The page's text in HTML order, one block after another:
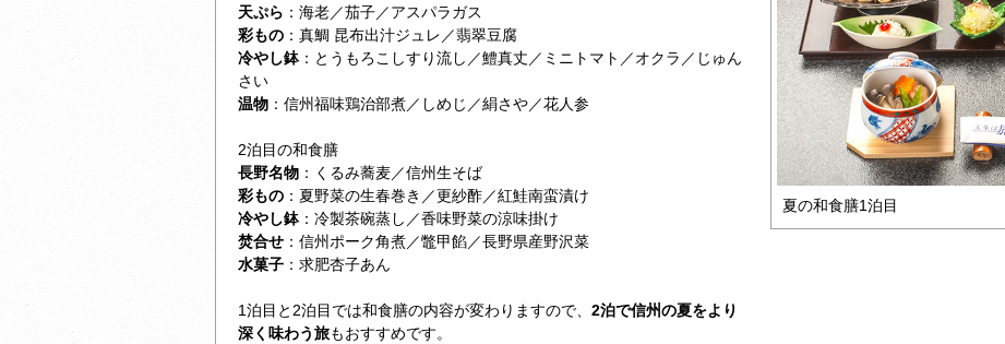
天ぷら ：海老／茄子／アスパラガス
彩もの ：真鯛 昆布出汁ジュレ／翡翠豆腐
冷やし鉢：とうもろこしすり流し／鱧真丈／ミニトマト／オクラ／じゅん
さい
温物 ：信州福味鶏治部煮／しめじ／絹さや／花人参
2泊目の和食膳
長野名物 ：くるみ蕎麦／信州生そば
彩もの ：夏野菜の生春巻き／更紗酢／紅鮭南蛮漬け
冷やし鉢：冷製茶碗蒸し／香味野菜の涼味掛け
焚合せ ：信州ポーク角煮／鼈甲餡／長野県産野沢菜
水菓子 ：求肥杏子あん
1泊目と2泊目では和食膳の内容が変わりますので、 2泊で信州の夏をより
深く味わう旅もおすすめです。
夏の和食膳1泊目